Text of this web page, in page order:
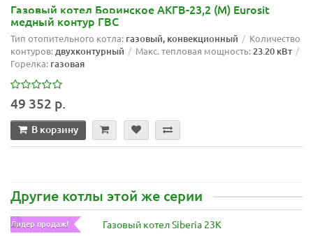
Газовый котел Боринское АКГВ-23,2 (М) Eurosit
медный контур ГВС
Тип отопительного котла: газовый, конвекционный
Количество
контуров:двухконтурный Макс. тепловая мощность:23.20 кВт
Горелка: газовая
49 352 р.
В корзину
Другие котлы этой же серии
Лидер продаж!